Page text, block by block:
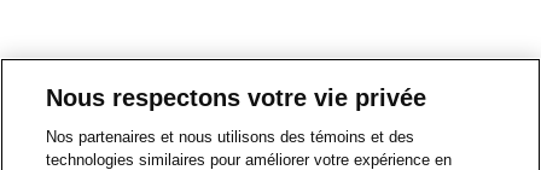
Nous respectons votre vie privée
Nos partenaires et nous utilisons des témoins et des
technologies similaires pour améliorer votre expérience en